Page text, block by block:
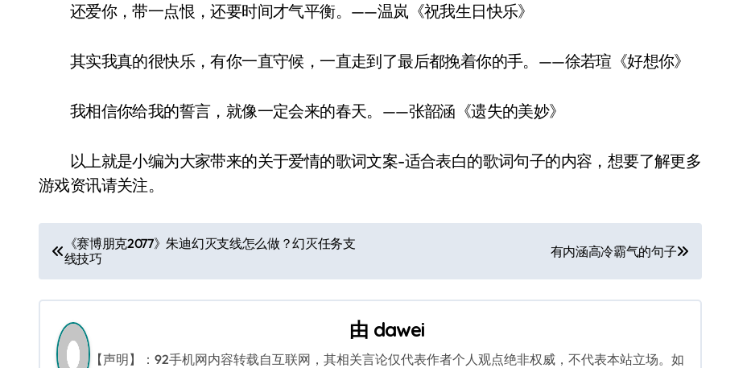
还爱你，带一点恨，还要时间才气平衡。——温岚《祝我生日快乐》
其实我真的很快乐，有你一直守候，一直走到了最后都挽着你的手。——徐若瑄《好想你》
我相信你给我的誓言，就像一定会来的春天。——张韶涵《遗失的美妙》
以上就是小编为大家带来的关于爱情的歌词文案-适合表白的歌词句子的内容，想要了解更多
游戏资讯请关注。
文
章
导
航
《赛博朋克2077》朱迪幻灭支线怎么做？幻灭任务支
线技巧
有内涵高冷霸气的句子
由 dawei
【声明】：92手机网内容转载自互联网，其相关言论仅代表作者个人观点绝非权威，不代表本站立场。如